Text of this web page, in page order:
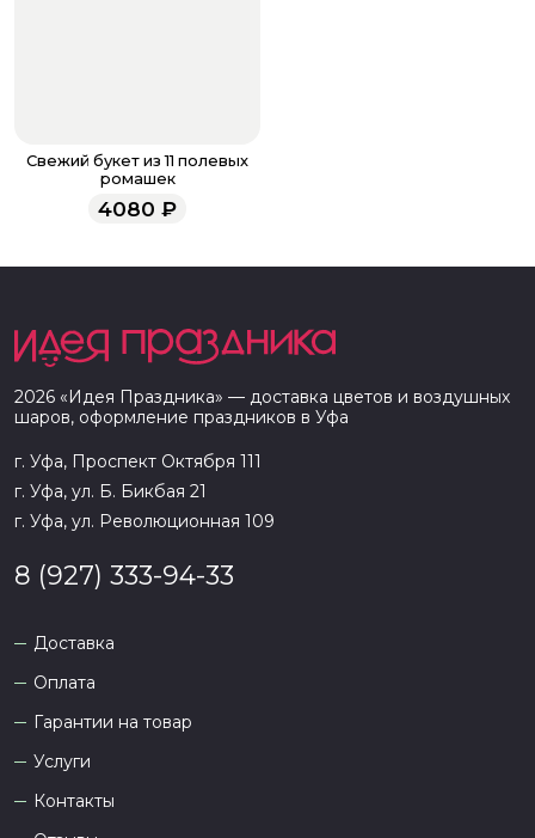
Свежий букет из 11 полевых
ромашек
4080 ₽
2026 «Идея Праздника» — доставка цветов и воздушных
шаров, оформление праздников в Уфа
г. Уфа, Проспект Октября 111
г. Уфа, ул. Б. Бикбая 21
г. Уфа, ул. Революционная 109
8 (927) 333-94-33
Доставка
Оплата
Гарантии на товар
Услуги
Контакты